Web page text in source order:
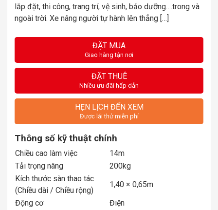
lắp đặt, thi công, trang trí, vệ sinh, bảo dưỡng….trong và
ngoài trời. Xe nâng người tự hành lên thẳng […]
ĐẶT MUA
Giao hàng tận nơi
ĐẶT THUÊ
Nhiều ưu đãi hấp dẫn
HẸN LỊCH ĐẾN XEM
Được lái thử miễn phí
Thông số kỹ thuật chính
Chiều cao làm việc
14m
Tải trọng nâng
200kg
Kích thước sàn thao tác
(Chiều dài / Chiều rộng)
1,40 × 0,65m
Động cơ
Điện